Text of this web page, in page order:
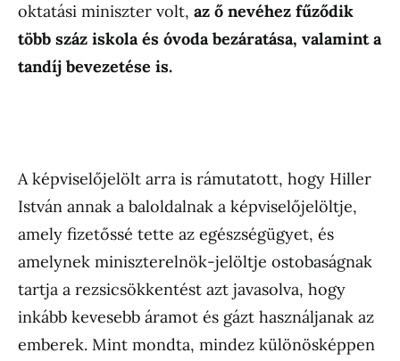
oktatási miniszter volt, az ő nevéhez fűződik
több száz iskola és óvoda bezáratása, valamint a
tandíj bevezetése is.
A képviselőjelölt arra is rámutatott, hogy Hiller
István annak a baloldalnak a képviselőjelöltje,
amely fizetőssé tette az egészségügyet, és
amelynek miniszterelnök-jelöltje ostobaságnak
tartja a rezsicsökkentést azt javasolva, hogy
inkább kevesebb áramot és gázt használjanak az
emberek. Mint mondta, mindez különösképpen